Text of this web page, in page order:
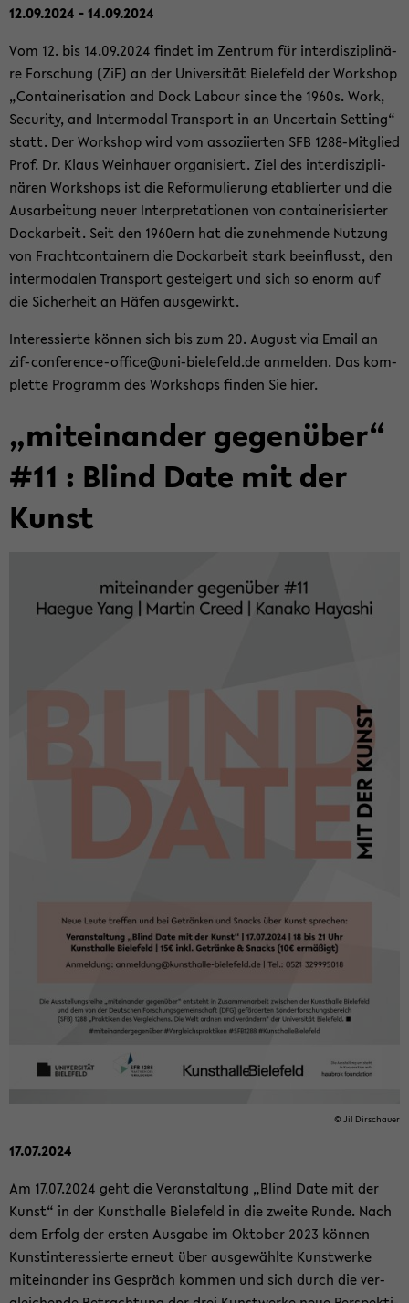
12.09.2024 - 14.09.2024
Vom 12. bis 14.09.2024 fin­det im Zen­trum für in­ter­dis­zi­pli­nä­
re For­schung (ZiF) an der Uni­ver­si­tät Bie­le­feld der Work­shop
„Con­tai­ne­ri­sa­ti­on and Dock La­bour since the 1960s. Work,
Se­cu­ri­ty, and In­ter­mo­dal Trans­port in an Un­cer­tain Set­ting“
statt. Der Work­shop wird vom as­so­zi­ier­ten SFB 1288-​Mitglied
Prof. Dr. Klaus Wein­hau­er or­ga­ni­siert. Ziel des in­ter­dis­zi­pli­
nä­ren Work­shops ist die Re­for­mu­lie­rung eta­blier­ter und die
Aus­ar­bei­tung neuer In­ter­pre­ta­tio­nen von con­tai­ne­ri­sier­ter
Dock­ar­beit. Seit den 1960ern hat die zu­neh­men­de Nut­zung
von Fracht­con­tai­nern die Dock­ar­beit stark be­ein­flusst, den
in­ter­mo­da­len Trans­port ge­stei­gert und sich so enorm auf
die Si­cher­heit an Häfen aus­ge­wirkt.
In­ter­es­sier­te kön­nen sich bis zum 20. Au­gust via Email an
zif-​conference-office@uni-​bielefeld.de an­mel­den. Das kom­
plet­te Pro­gramm des Work­shops fin­den Sie hier.
„mit­ein­an­der ge­gen­über“
#11 : Blind Date mit der
Kunst
© Jil Dir­schau­er
17.07.2024
Am 17.07.2024 geht die Ver­an­stal­tung „Blind Date mit der
Kunst“ in der Kunst­hal­le Bie­le­feld in die zwei­te Runde. Nach
dem Er­folg der ers­ten Aus­ga­be im Ok­to­ber 2023 kön­nen
Kunst­in­ter­es­sier­te er­neut über aus­ge­wähl­te Kunst­wer­ke
mit­ein­an­der ins Ge­spräch kom­men und sich durch die ver­